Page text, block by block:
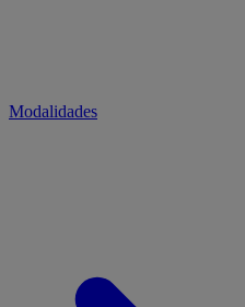
Modalidades